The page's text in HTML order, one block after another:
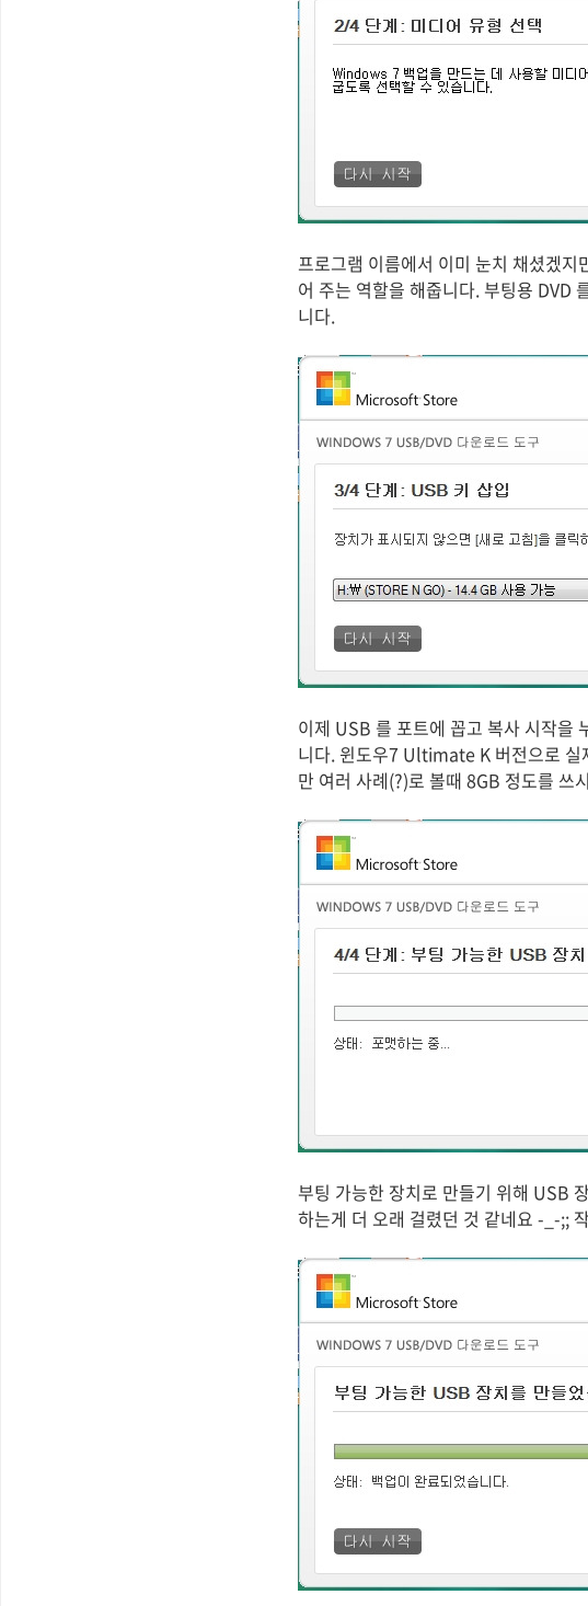
프로그램 이름에서 이미 눈치 채셨겠
어 주는 역할을 해줍니다. 부팅용 DVD
니다.
이제 USB 를 포트에 꼽고 복사 시작을
니다. 윈도우7 Ultimate K 버전으로 실
만 여러 사례(?)로 볼때 8GB 정도를 쓰
부팅 가능한 장치로 만들기 위해 USB
하는게 더 오래 걸렸던 것 같네요 -_-;;